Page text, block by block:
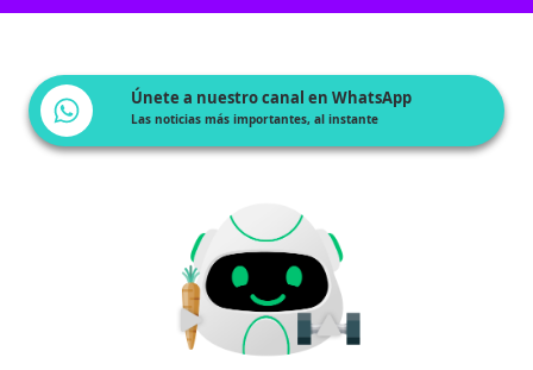
Únete a nuestro canal en WhatsApp
Las noticias más importantes, al instante